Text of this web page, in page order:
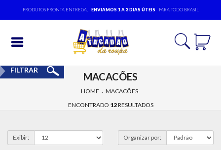
PRODUTOS PRONTA ENTREGA, ENVIAMOS 1 A 3 DIAS ÚTEIS PARA TODO BRASIL
Cadastrar
MODA
MACACÕES
HOME . MACACÕES
ENCONTRADO 12RESULTADOS
Organizar por:
Exibir:
FILTRAR